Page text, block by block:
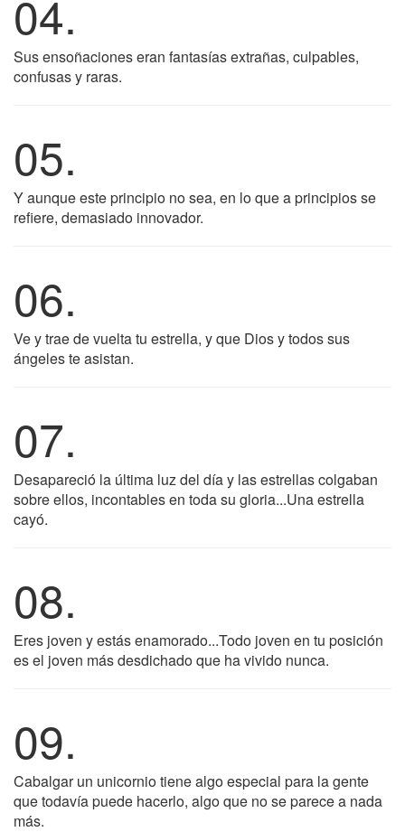
04.
Sus ensoñaciones eran fantasías extrañas, culpables,
confusas y raras.
05.
Y aunque este principio no sea, en lo que a principios se
refiere, demasiado innovador.
06.
Ve y trae de vuelta tu estrella, y que Dios y todos sus
ángeles te asistan.
07.
Desapareció la última luz del día y las estrellas colgaban
sobre ellos, incontables en toda su gloria...Una estrella
cayó.
08.
Eres joven y estás enamorado...Todo joven en tu posición
es el joven más desdichado que ha vivido nunca.
09.
Cabalgar un unicornio tiene algo especial para la gente
que todavía puede hacerlo, algo que no se parece a nada
más.